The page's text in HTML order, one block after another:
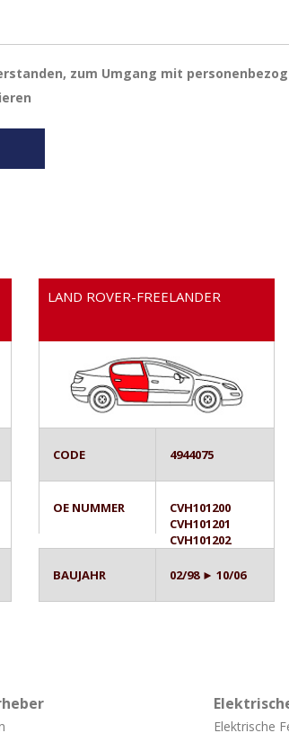
zum Umgang mit
LAND ROVER-FREELANDER
CODE 4944075
OE NUMMER
CVH101200
CVH101201
CVH101202
BAUJAHR 02/98 ► 10/06
Elektrische